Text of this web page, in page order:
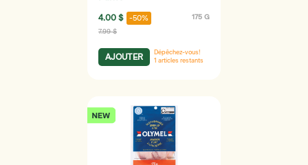
4.00 $ -50% 175 G
7.99 $
AJOUTER
Dépêchez-vous!
1 articles restants